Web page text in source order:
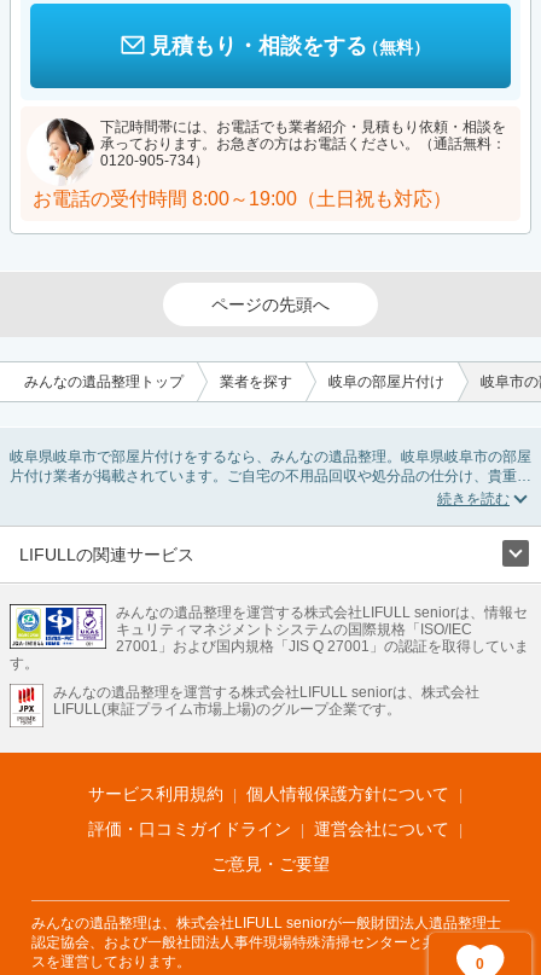
0
見積もり・相談をする（無料）
下記時間帯には、お電話でも業者紹介・見積もり依頼・相談を
承っております。お急ぎの方はお電話ください。（通話無料：
0120-905-734）
お電話の受付時間 8:00～19:00（土日祝も対応）
ページの先頭へ
みんなの遺品整理トップ 業者を探す 岐阜の部屋片付け 岐阜市
岐阜県岐阜市で部屋片付けをするなら、みんなの遺品整理。岐阜県岐阜市の部屋
片付け業者が掲載されています。ご自宅の不用品回収や処分品の仕分け、貴重品
の捜索などの依頼ができます。岐阜県岐阜市の部屋片付けの料金相場情報だけで
う。部屋片付けはいつか着手しようと思っていると、ついつい後回しになってし
ご自分で無理なくできる片付け方法やご実家の片付けノウハウもお届けしていま
すので、ぜひあわせてご覧ください。
LIFULLの関連サービス
不動産・住宅
引越し 老人ホーム 地方創生 ママの就労支援
不動産クラウドファンディング 遺品整理 老後の暮らし情報
LIFULL HOME'Sのサービス
不動産・住宅
不動産査定 マンション専門売却査定 不動産投資 アドバイザー
不動産アーカイブ
空き家バンク 家賃相場 不動産会社
まちむすび
不動産用語集 住まいのお役立ち情報
LIFULL HOME'S PRESS
アプリ 不動産データ 不動産転職
みんなの遺品整理を運営する株式会社LIFULL seniorは、情報セ
キュリティマネジメントシステムの国際規格「ISO/IEC
27001」および国内規格「JIS Q 27001」の認証を取得していま
す。
みんなの遺品整理を運営する株式会社LIFULL seniorは、株式会社
LIFULL(東証プライム市場上場)のグループ企業です。
サービス利用規約
個人情報保護方針について
評価・口コミガイドライン
運営会社について
ご意見・ご要望
みんなの遺品整理は、株式会社LIFULL seniorが一般財団法人遺品整理士
認定協会、および一般社団法人事件現場特殊清掃センターと共同でサービ
スを運営しております。